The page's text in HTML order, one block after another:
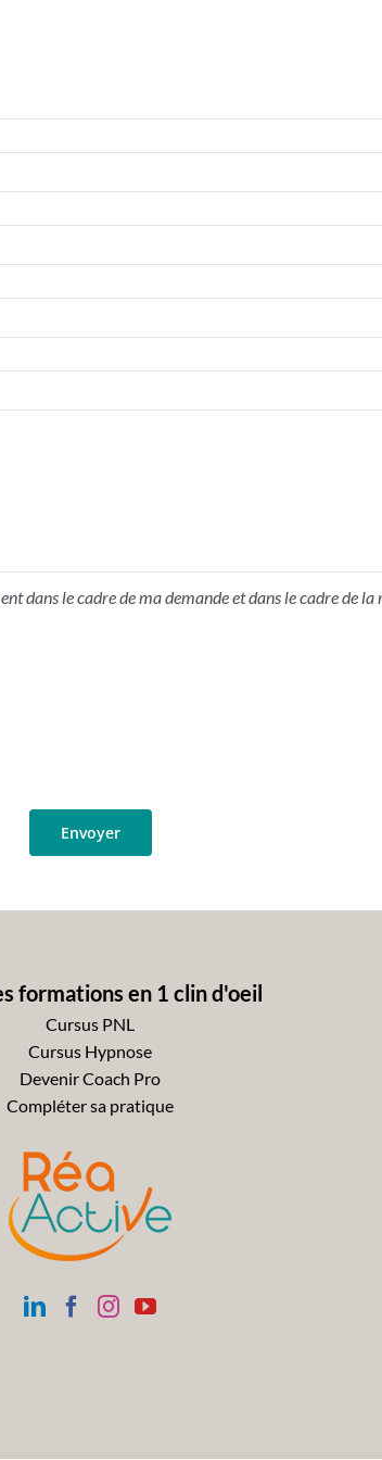
dans le cadre de ma demande et dans le cadre de
formations en 1 clin d'oeil
Cursus PNL
Cursus Hypnose
Devenir Coach Pro
Compléter sa pratique